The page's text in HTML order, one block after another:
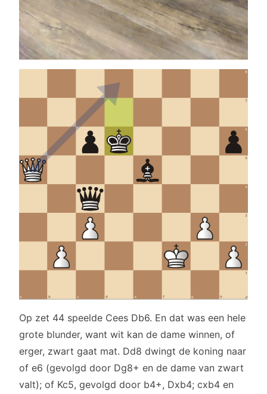
Op zet 44 speelde Cees Db6. En dat was een hele
grote blunder, want wit kan de dame winnen, of
erger, zwart gaat mat. Dd8 dwingt de koning naar
of e6 (gevolgd door Dg8+ en de dame van zwart
valt); of Kc5, gevolgd door b4+, Dxb4; cxb4 en